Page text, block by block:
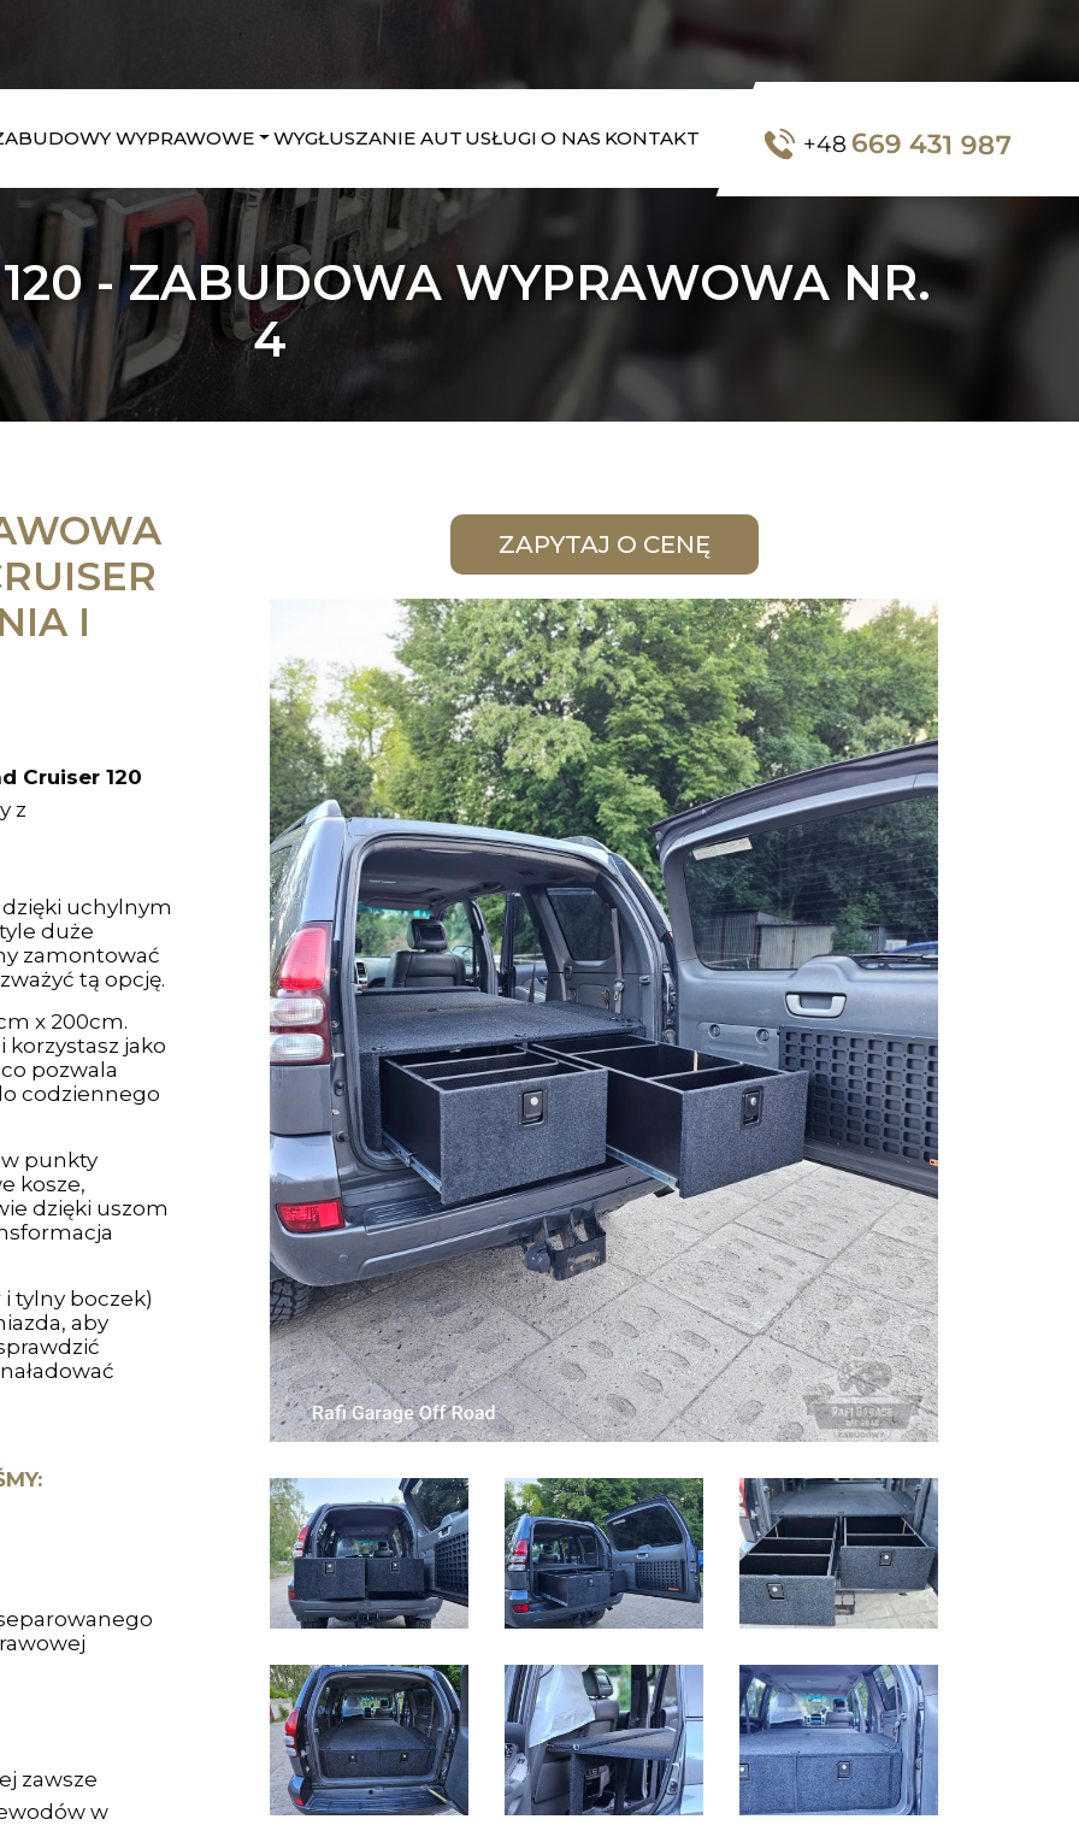
WYPRAWOWE WYGŁUSZANIE AUT USŁUGI O NAS KONTAKT +48669 431 987
- ZABUDOWA WYPRAWOWA NR.
4
I
Cruiser 120
z
uchylnym
duże
zamontować
tą opcję.
x 200cm.
korzystasz jako
pozwala
codziennego
punkty
kosze,
dzięki uszom
tylny boczek)
aby
zawsze
w